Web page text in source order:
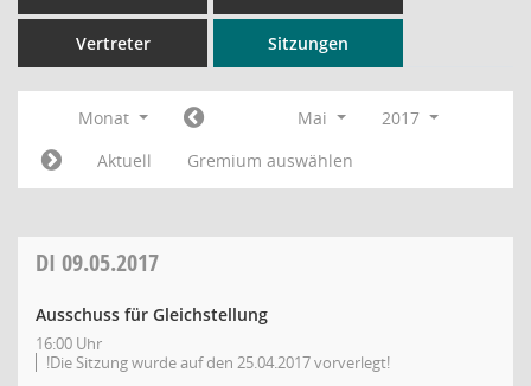
Vertreter Sitzungen
Monat Mai
2017
Aktuell
Gremium auswählen
DI 09.05.2017
Ausschuss für Gleichstellung
16:00 Uhr
!Die Sitzung wurde auf den 25.04.2017 vorverlegt!